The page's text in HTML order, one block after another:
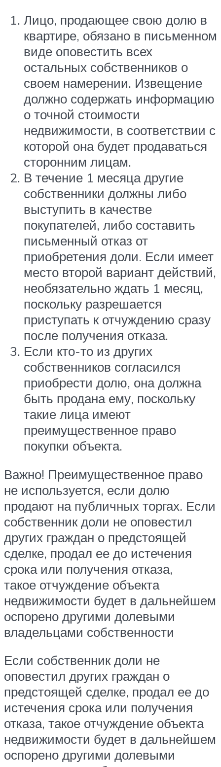
Лицо, продающее свою долю в
квартире, обязано в письменном
виде оповестить всех
остальных собственников о
своем намерении. Извещение
должно содержать информацию
о точной стоимости
недвижимости, в соответствии с
которой она будет продаваться
сторонним лицам.
В течение 1 месяца другие
собственники должны либо
выступить в качестве
покупателей, либо составить
письменный отказ от
приобретения доли. Если имеет
место второй вариант действий,
необязательно ждать 1 месяц,
поскольку разрешается
приступать к отчуждению сразу
после получения отказа.
Если кто-то из других
собственников согласился
приобрести долю, она должна
быть продана ему, поскольку
такие лица имеют
преимущественное право
покупки объекта.
Важно! Преимущественное право
не используется, если долю
продают на публичных торгах. Если
собственник доли не оповестил
других граждан о предстоящей
сделке, продал ее до истечения
срока или получения отказа,
такое отчуждение объекта
недвижимости будет в дальнейшем
оспорено другими долевыми
владельцами собственности
Если собственник доли не
оповестил других граждан о
предстоящей сделке, продал ее до
истечения срока или получения
отказа, такое отчуждение объекта
недвижимости будет в дальнейшем
оспорено другими долевыми